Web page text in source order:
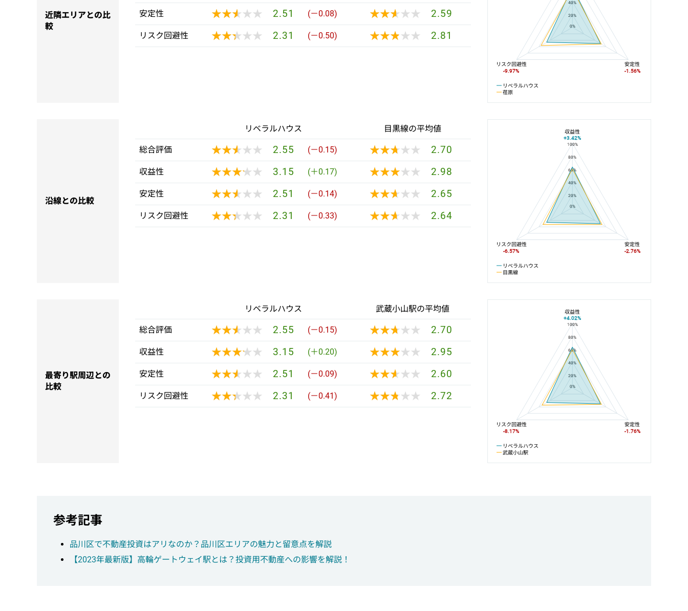
近隣エリアとの比
較
安定性 ★★★★★
★★★★★ 2.51 (－0.08) ★★★★★
★★★★★ 2.59
リスク回避性 ★★★★★
★★★★★ 2.31 (－0.50) ★★★★★
★★★★★ 2.81
40%
20%
0%
リベラルハウス
荏原
リスク回避性
-9.97%
安定性
-1.56%
沿線との比較
リベラルハウス 目黒線の平均値
総合評価 ★★★★★
★★★★★ 2.55 (－0.15) ★★★★★
★★★★★ 2.70
収益性 ★★★★★
★★★★★ 3.15 (＋0.17) ★★★★★
★★★★★ 2.98
安定性 ★★★★★
★★★★★ 2.51 (－0.14) ★★★★★
★★★★★ 2.65
リスク回避性 ★★★★★
★★★★★ 2.31 (－0.33) ★★★★★
★★★★★ 2.64
リベラルハウスと目黒線の平均値の総合評価の比較
100%
80%
60%
40%
20%
0%
リベラルハウス
目黒線
収益性
+3.42%
リスク回避性
-6.57%
安定性
-2.76%
最寄り駅周辺との
比較
リベラルハウス 武蔵小山駅の平均値
総合評価 ★★★★★
★★★★★ 2.55 (－0.15) ★★★★★
★★★★★ 2.70
収益性 ★★★★★
★★★★★ 3.15 (＋0.20) ★★★★★
★★★★★ 2.95
安定性 ★★★★★
★★★★★ 2.51 (－0.09) ★★★★★
★★★★★ 2.60
リスク回避性 ★★★★★
★★★★★ 2.31 (－0.41) ★★★★★
★★★★★ 2.72
リベラルハウスと武蔵小山駅の平均値の総合評価の比較
100%
80%
60%
40%
20%
0%
リベラルハウス
武蔵小山駅
収益性
+4.02%
リスク回避性
-8.17%
安定性
-1.76%
参考記事
品川区で不動産投資はアリなのか？品川区エリアの魅力と留意点を解説
【2023年最新版】高輪ゲートウェイ駅とは？投資用不動産への影響を解説！